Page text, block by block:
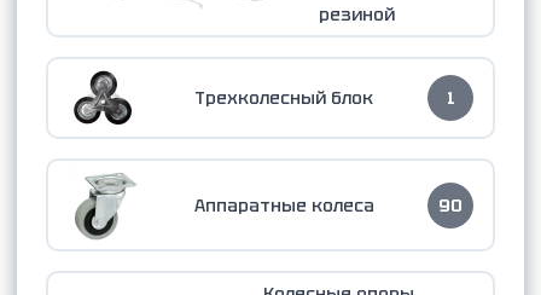
резиной
Трехколесный блок 1
Аппаратные колеса 90